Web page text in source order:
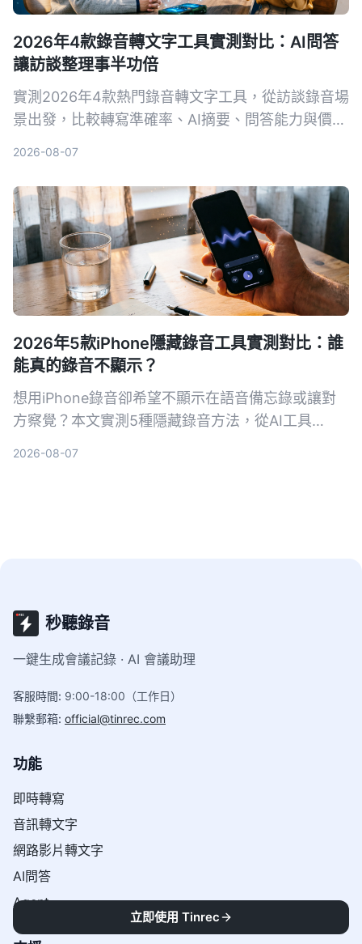
2026年4款錄音轉文字工具實測對比：AI問答
讓訪談整理事半功倍
實測2026年4款熱門錄音轉文字工具，從訪談錄音場
景出發，比較轉寫準確率、AI摘要、問答能力與價
2026-08-07
2026年5款iPhone隱藏錄音工具實測對比：誰
能真的錄音不顯示？
想用iPhone錄音卻希望不顯示在語音備忘錄或讓對
方察覺？本文實測5種隱藏錄音方法，從AI工具
2026-08-07
秒聽錄音
一鍵生成會議記錄 · AI 會議助理
客服時間: 9:00-18:00（工作日）
聯繫郵箱: official@tinrec.com
功能
即時轉寫
音訊轉文字
網路影片轉文字
AI問答
Agent
立即使用 Tinrec